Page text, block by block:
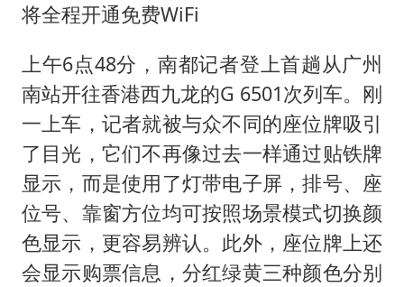
将全程开通免费WiFi
上午6点48分，南都记者登上首趟从广州
南站开往香港西九龙的G 6501次列车。刚
一上车，记者就被与众不同的座位牌吸引
了目光，它们不再像过去一样通过贴铁牌
显示，而是使用了灯带电子屏，排号、座
位号、靠窗方位均可按照场景模式切换颜
色显示，更容易辨认。此外，座位牌上还
会显示购票信息，分红绿黄三种颜色分别